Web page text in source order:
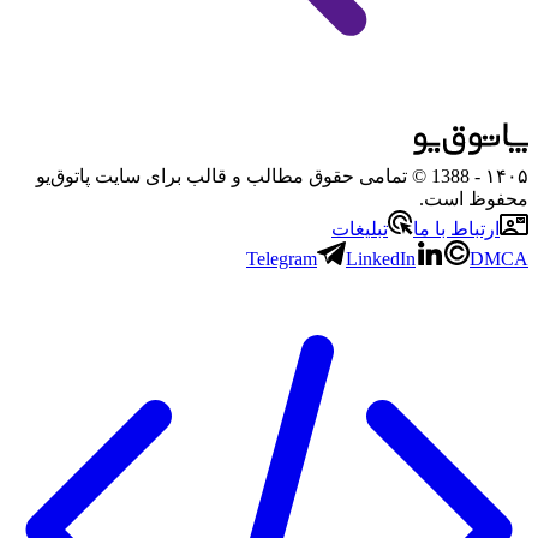
۱۴۰۵
- 1388 © تمامی حقوق مطالب و قالب برای سایت پاتوق‌یو
محفوظ است.
ارتباط با ما
تبلیغات
Telegram
LinkedIn DMCA